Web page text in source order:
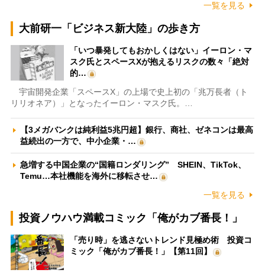
一覧を見る
大前研一「ビジネス新大陸」の歩き方
「いつ暴発してもおかしくはない」イーロン・マ
スク氏とスペースXが抱えるリスクの数々「絶対
的…
宇宙開発企業「スペースX」の上場で史上初の「兆万長者（ト
リリオネア）」となったイーロン・マスク氏。…
【3メガバンクは純利益5兆円超】銀行、商社、ゼネコンは最高
益続出の一方で、中小企業・…
急増する中国企業の“国籍ロンダリング” SHEIN、TikTok、
Temu…本社機能を海外に移転させ…
一覧を見る
投資ノウハウ満載コミック「俺がカブ番長！」
「売り時」を逃さないトレンド見極め術 投資コ
ミック「俺がカブ番長！」【第11回】